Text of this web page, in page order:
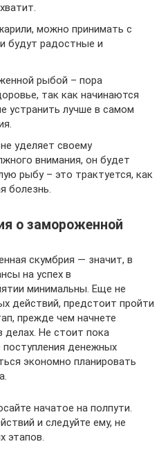
можно принимать с
будут радостные и
рыбой – пора
так как начинаются
устранить лучше в самом
уделяет своему
внимания, он будет
рыбу – это трактуется, как
болезнь.
о замороженной
скумбрия — значит, в
на успех в
минимальны. Еще не
действий, предстоит пройти
прежде чем начнете
Не стоит пока
денежных
экономно планировать
начатое на полпути.
и следуйте ему, не
этапов.